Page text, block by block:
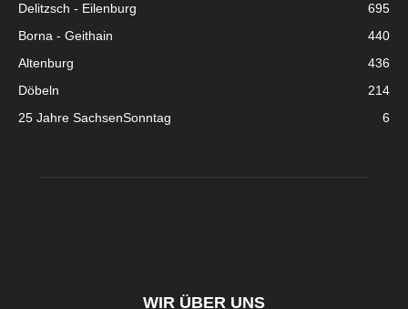
Delitzsch - Eilenburg
695
Borna - Geithain
440
Altenburg
436
Döbeln
214
25 Jahre SachsenSonntag
6
WIR ÜBER UNS